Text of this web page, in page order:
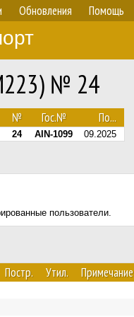
Обновления Помощь
№ 24
№ Гос.№ По...
24 AIN-1099 09.2025
пользователи.
Постр. Утил. Примечание